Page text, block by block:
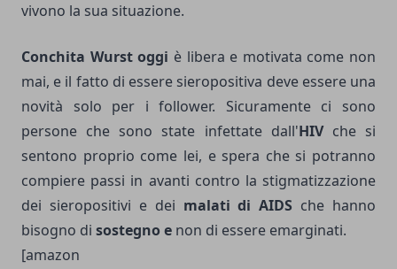
vivono la sua situazione.
Conchita Wurst oggi è libera e motivata come non
mai, e il fatto di essere sieropositiva deve essere una
novità solo per i follower. Sicuramente ci sono
persone che sono state infettate dall'HIVche si
sentono proprio come lei, e spera che si potranno
compiere passi in avanti contro la stigmatizzazione
dei sieropositivi e dei malati di AIDS che hanno
bisogno di sostegno e non di essere emarginati.
[amazon